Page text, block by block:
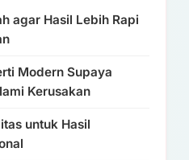
agar Hasil Lebih Rapi
Modern Supaya
Kerusakan
untuk Hasil